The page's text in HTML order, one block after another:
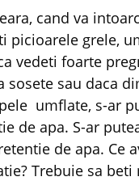
cand va
picioarele grele,
vedeti foarte
sosete sau daca
umflate, s-ar
de apa. S-ar
de apa. Ce
Trebuie sa